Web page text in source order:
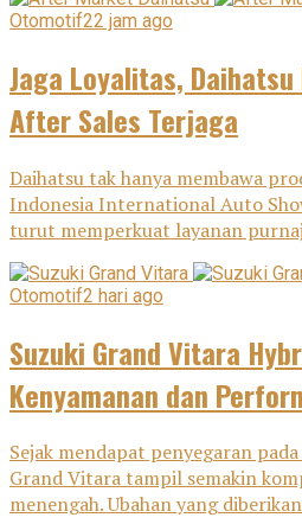
Otomotif22 jam ago
Jaga Loyalitas,
After Sales Terjaga
Daihatsu tak hanya membawa
Indonesia International Auto
turut memperkuat layanan
Otomotif2 hari ago
Suzuki Grand Vitara
Kenyamanan dan
Sejak mendapat penyegaran
Grand Vitara tampil semakin
menengah. Ubahan yang